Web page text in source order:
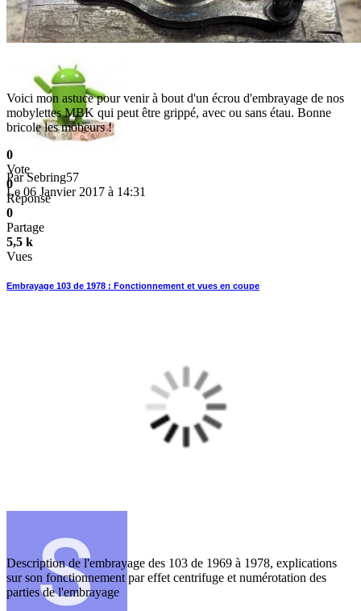
ParSebring57
Le 06 Janvier 2017 à 14:31
Voici mon astuce pour venir à bout d'un écrou d'embrayage de nos
mobylettes MBK qui peut être grippé, avec ou sans étau. Bonne
bricole les mobeurs !
0
Vote
0
Réponse
0
Partage
5,5 k
Vues
Embrayage 103 de 1978 : Fonctionnement et vues en coupe
Description de l'embrayage des 103 de 1969 à 1978, explications
sur son fonctionnement par effet centrifuge et numérotation des
parties de l'embrayage